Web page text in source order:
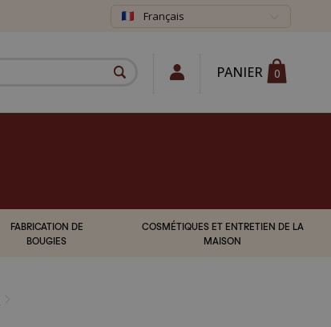
Français
PANIER 0
FABRICATION DE
BOUGIES
COSMÉTIQUES ET ENTRETIEN DE LA
MAISON